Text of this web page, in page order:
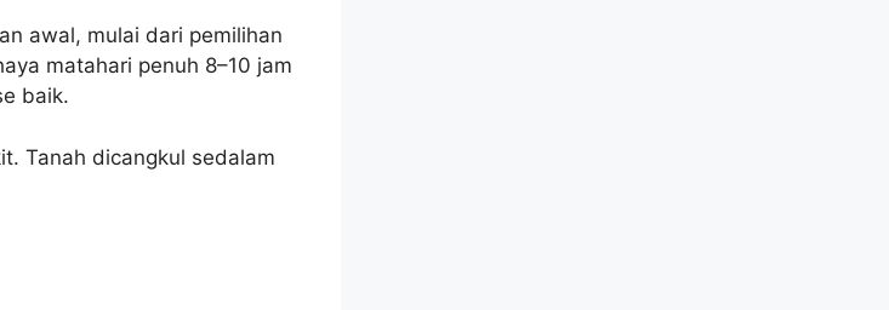
awal, mulai dari pemilihan
matahari penuh 8–10 jam
baik.
Tanah dicangkul sedalam